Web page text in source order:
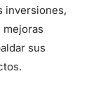
inversiones,
mejoras
sus